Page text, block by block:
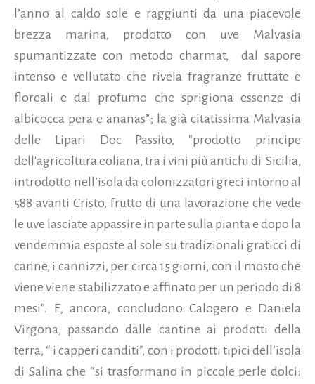
l’anno al caldo sole e raggiunti da una piacevole
brezza marina, prodotto con uve Malvasia
spumantizzate con metodo charmat,
dal sapore
intenso e vellutato che rivela fragranze fruttate e
floreali e dal profumo che sprigiona essenze di
albicocca pera e ananas”; la già citatissima Malvasia
delle Lipari Doc Passito, "prodotto principe
dell'agricoltura eoliana, tra i vini più antichi di Sicilia,
introdotto nell’isola da colonizzatori greci intorno al
588 avanti Cristo, frutto di una lavorazione che vede
le uve lasciate appassire in parte sulla pianta e dopo la
vendemmia esposte al sole su tradizionali graticci di
canne, i cannizzi, per circa 15 giorni, con il mosto che
viene viene stabilizzato e affinato per un periodo di 8
mesi". E, ancora, concludono Calogero e Daniela
Virgona, passando dalle cantine ai prodotti della
terra, “ i capperi canditi”, con i prodotti tipici dell’isola
di Salina che “si trasformano in piccole perle dolci: